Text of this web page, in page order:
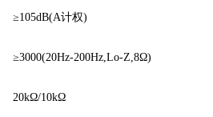
≥105dB(A计权)
≥3000(20Hz-200Hz,Lo-Z,8Ω)
20kΩ/10kΩ